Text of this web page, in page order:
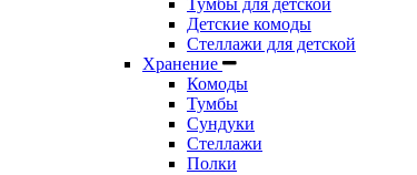
Тумбы для детской
Детские комоды
Стеллажи для детской
Хранение
Комоды
Тумбы
Сундуки
Стеллажи
Полки